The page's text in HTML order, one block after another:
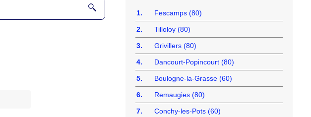
1. Fescamps (80)
2. Tilloloy (80)
3. Grivillers (80)
4. Dancourt-Popincourt (80)
5. Boulogne-la-Grasse (60)
6. Remaugies (80)
7. Conchy-les-Pots (60)